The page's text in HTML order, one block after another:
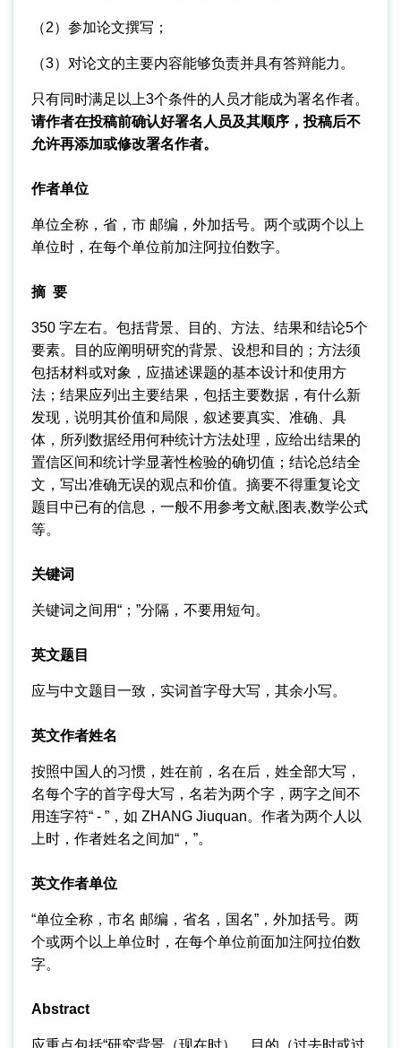
（2）参加论文撰写；
（3）对论文的主要内容能够负责并具有答辩能力。
只有同时满足以上3个条件的人员才能成为署名作者。
请作者在投稿前确认好署名人员及其顺序，投稿后不
允许再添加或修改署名作者。
作者单位
单位全称，省，市 邮编，外加括号。两个或两个以上
单位时，在每个单位前加注阿拉伯数字。
摘 要
350 字左右。包括背景、目的、方法、结果和结论5个
要素。目的应阐明研究的背景、设想和目的；方法须
包括材料或对象，应描述课题的基本设计和使用方
法；结果应列出主要结果，包括主要数据，有什么新
发现，说明其价值和局限，叙述要真实、准确、具
体，所列数据经用何种统计方法处理，应给出结果的
置信区间和统计学显著性检验的确切值；结论总结全
文，写出准确无误的观点和价值。摘要不得重复论文
题目中已有的信息，一般不用参考文献,图表,数学公式
等。
关键词
关键词之间用“；”分隔，不要用短句。
英文题目
应与中文题目一致，实词首字母大写，其余小写。
英文作者姓名
按照中国人的习惯，姓在前，名在后，姓全部大写，
名每个字的首字母大写，名若为两个字，两字之间不
用连字符“ - ”，如 ZHANG Jiuquan。作者为两个人以
上时，作者姓名之间加“，”。
英文作者单位
“单位全称，市名 邮编，省名，国名”，外加括号。两
个或两个以上单位时，在每个单位前面加注阿拉伯数
字。
Abstract
应重点包括“研究背景（现在时），目的（过去时或过